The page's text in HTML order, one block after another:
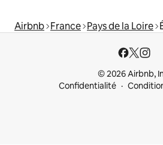
Airbnb France Pays de la Loire
© 2026 Airbnb,
Confidentialité